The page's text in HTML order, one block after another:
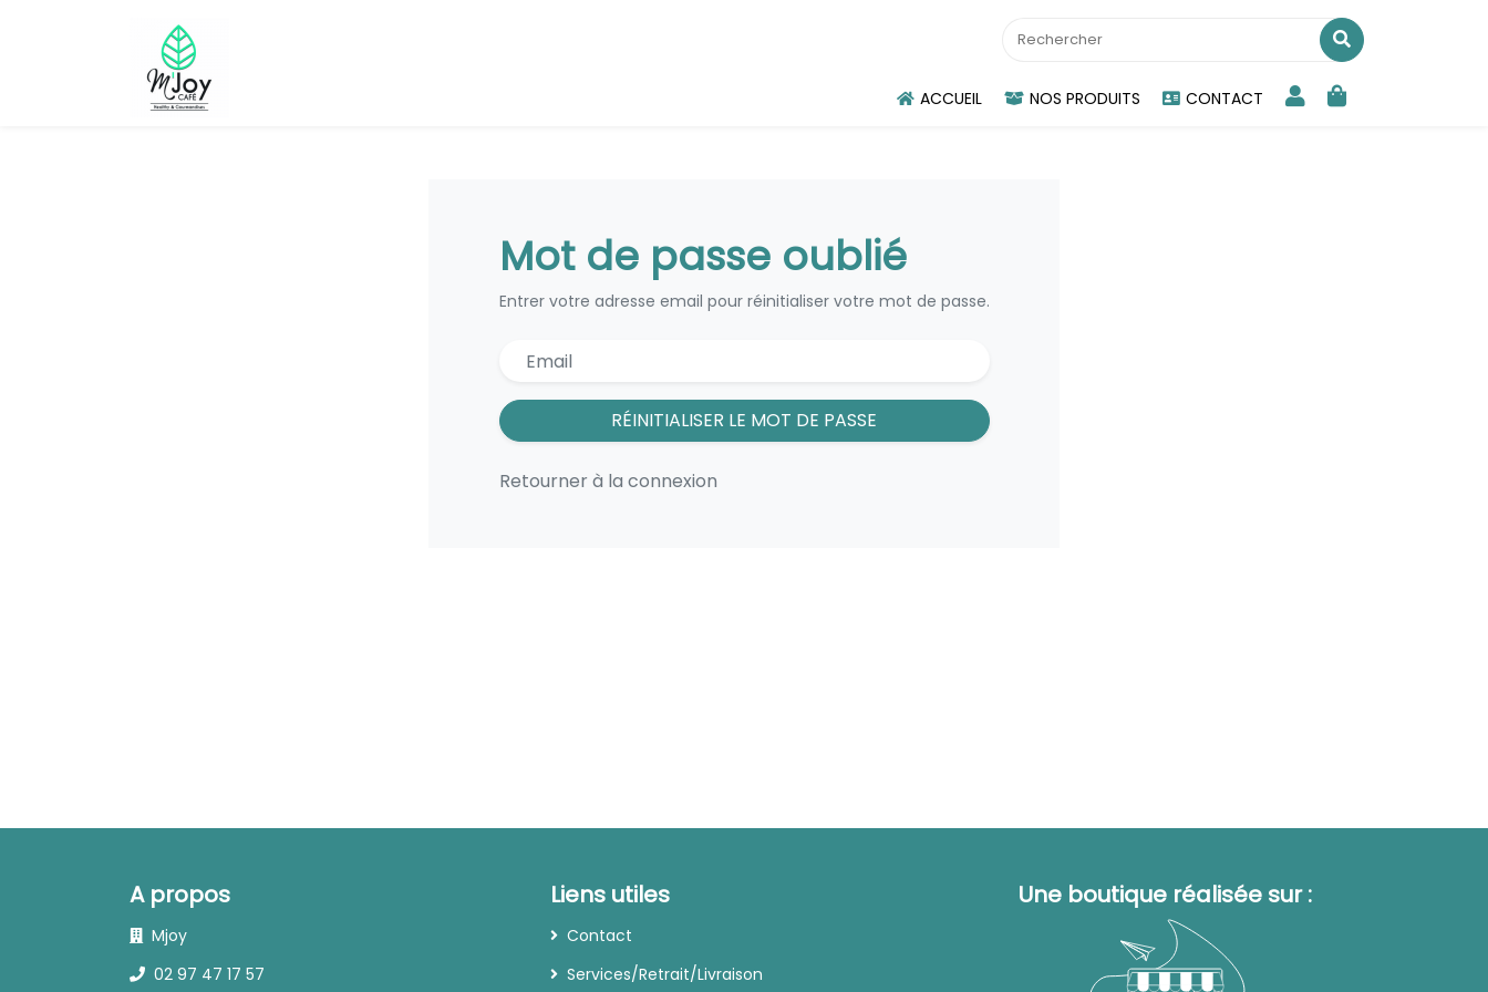
ACCUEIL NOS PRODUITS CONTACT
Mot de passe oublié
Entrer votre adresse email pour réinitialiser votre mot de passe.
RÉINITIALISER LE MOT DE PASSE
Retourner à la connexion
A propos
Mjoy
02 97 47 17 57
Liens utiles
Contact
Services/Retrait/Livraison
Une boutique réalisée sur :